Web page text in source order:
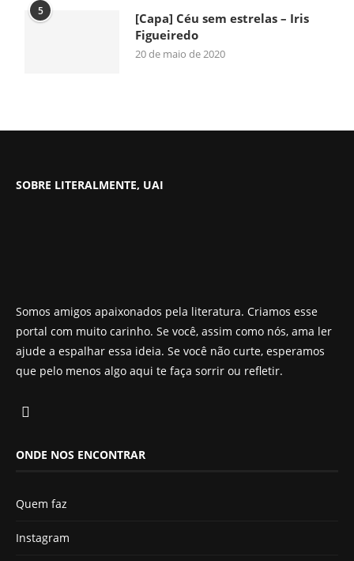
5
[Capa] Céu sem estrelas – Iris
Figueiredo
20 de maio de 2020
SOBRE LITERALMENTE, UAI
Somos amigos apaixonados pela literatura. Criamos esse
portal com muito carinho. Se você, assim como nós, ama ler
ajude a espalhar essa ideia. Se você não curte, esperamos
que pelo menos algo aqui te faça sorrir ou refletir.
ONDE NOS ENCONTRAR
Quem faz
Instagram